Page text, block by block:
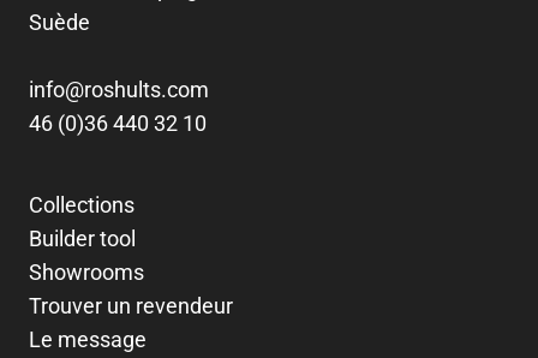
Suède
info@roshults.com
46 (0)36 440 32 10
Collections
Builder tool
Showrooms
Trouver un revendeur
Le message